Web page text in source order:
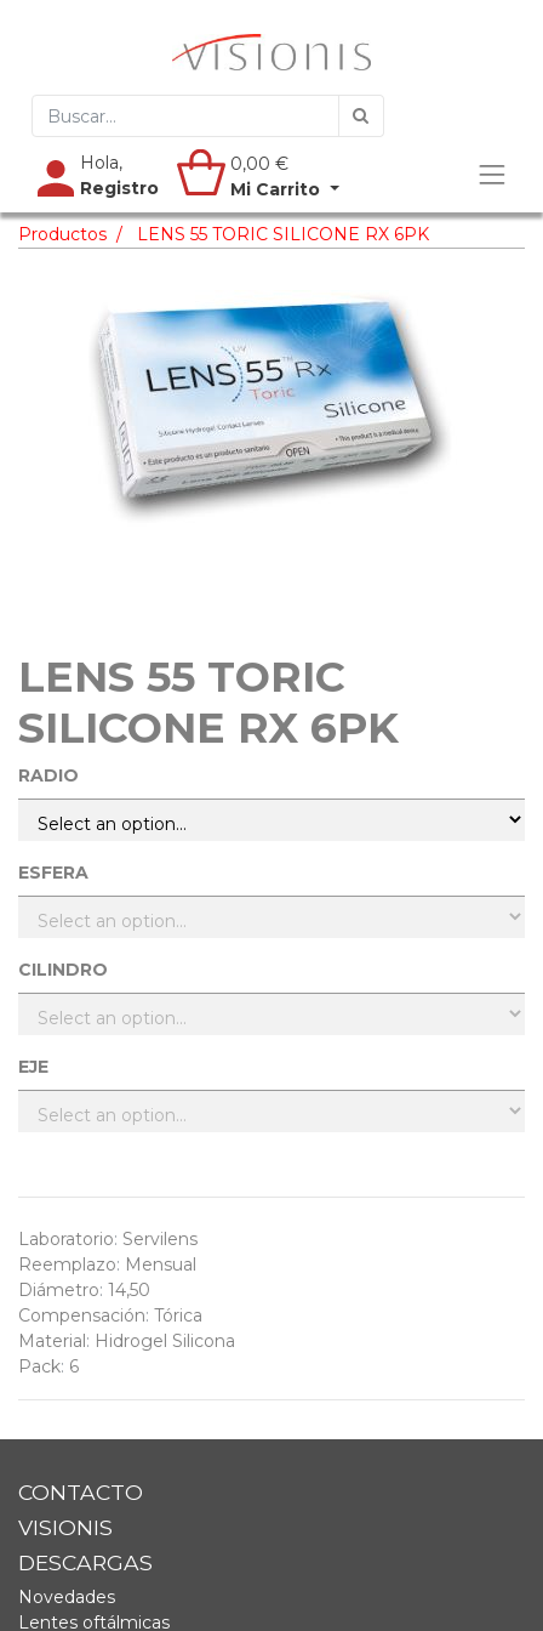
Hola,
Registro
0,00 €
Mi Carrito
Productos LENS 55 TORIC SILICONE RX 6PK
LENS 55 TORIC
SILICONE RX 6PK
RADIO
ESFERA
CILINDRO
EJE
Laboratorio: Servilens
Reemplazo: Mensual
Diámetro: 14,50
Compensación: Tórica
Material : Hidrogel Silicona
Pack: 6
CONTACTO
VISIONIS
DESCARGAS
Novedades
Lentes oftálmicas